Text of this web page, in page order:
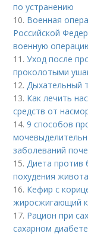
по устранению
10. Военная
Российской
военную
11.Уход после
проколотыми
12. Дыхательный
13. Как лечить
средств от
14.9 способов
заболеваний
15. Диета против
похудения
16. Кефир с
жиросжигающий
17. Рацион при
сахарном диабете